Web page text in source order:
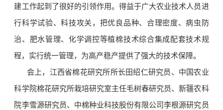
建工作起到了很好的引领作用。得益于广大农业技术人员进
行科学试验、科技攻关，把优良品种、合理密度、病虫防
治、肥水管理、化学调控等植棉技术综合集成配套技术规
程，实行统一管理，为高产稳产提供了强大的技术保障。
会上，江西省棉花研究所所长田绍仁研究员、中国农业
科学院棉花研究所栽培研究室主任毛树春研究员、新疆农科
院李雪源研究员、中棉种业科技股份有限公司李根源研究员